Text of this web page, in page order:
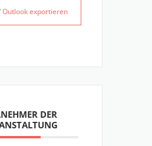
Outlook exportieren
DER